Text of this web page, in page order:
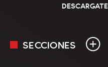
SECCIONES